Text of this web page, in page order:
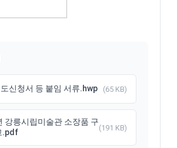
신청서 등 붙임 서류.hwp (65 KB)
강릉시립미술관 소장품 구
.pdf
(191 KB)